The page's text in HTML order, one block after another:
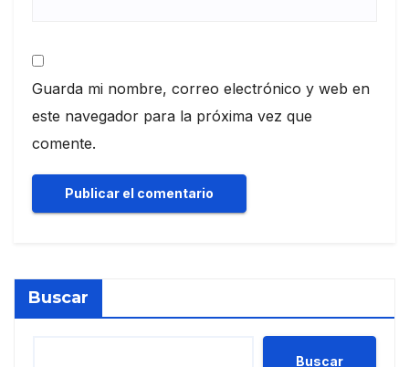
Guarda mi nombre, correo electrónico y web en
este navegador para la próxima vez que
comente.
Buscar
Buscar